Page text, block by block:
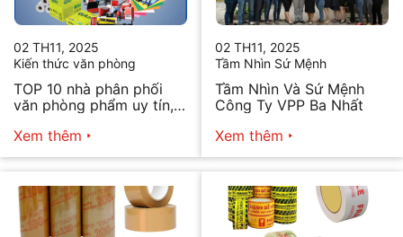
02 TH11, 2025
Kiến thức văn phòng
TOP 10 nhà phân phối
văn phòng phẩm uy tín,
Xem thêm
02 TH11, 2025
Tầm Nhìn Sứ Mệnh
Tầm Nhìn Và Sứ Mệnh
Công Ty VPP Ba Nhất
Xem thêm